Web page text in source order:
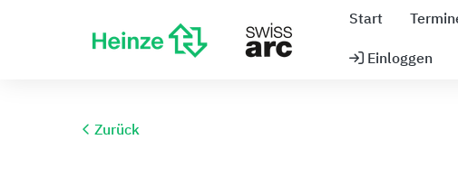
Start
Einloggen
Zurück